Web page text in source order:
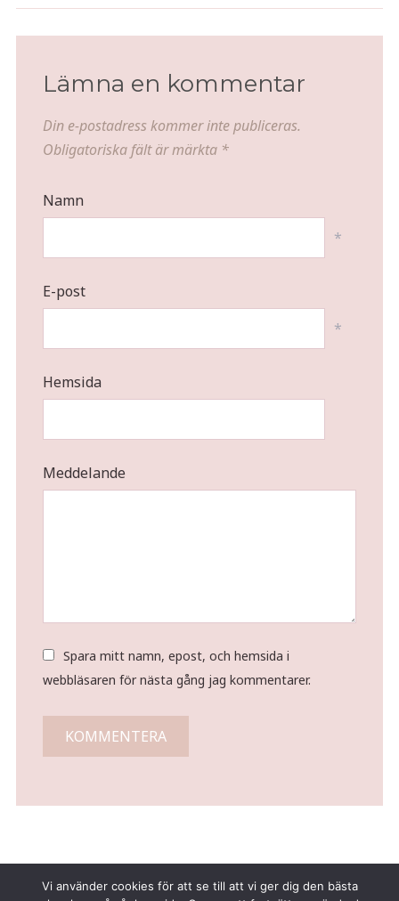
Lämna en kommentar
Din e-postadress kommer inte publiceras.
Obligatoriska fält är märkta *
Namn
*
E-post
*
Hemsida
Meddelande
Spara mitt namn, epost, och hemsida i
webbläsaren för nästa gång jag kommentarer.
Vi använder cookies för att se till att vi ger dig den bästa